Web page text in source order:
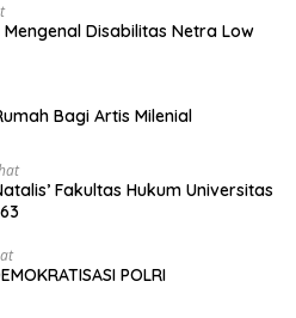
Mengenal Disabilitas Netra Low
Bagi Artis Milenial
Universitas
POLRI